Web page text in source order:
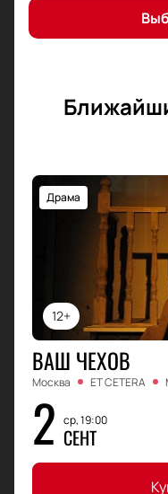
12+
Драма
ВАШ ЧЕХОВ
Москва ET CETERA
2 ср, 19:00
СЕНТ